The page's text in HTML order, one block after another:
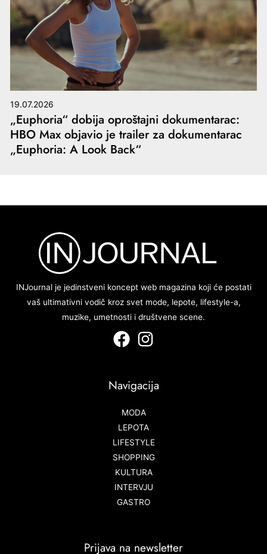
19.07.2026
„Euphoria“ dobija oproštajni dokumentarac:
HBO Max objavio je trailer za dokumentarac
„Euphoria: A Look Back“
INJournal je jedinstveni koncept web magazina koji će postati
vaš ultimativni vodič kroz svet mode, lepote, lifestyle-a,
muzike, umetnosti i društvene scene.
Navigacija
MODA
LEPOTA
LIFESTYLE
SHOPPING
KULTURA
INTERVJU
GASTRO
Prijava na newsletter